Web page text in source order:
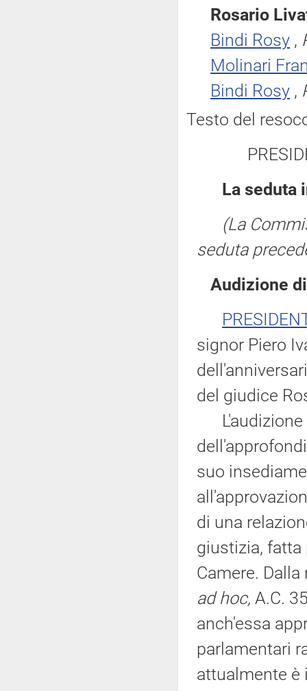
Rosario
Bindi Rosy ,
Molinari
Bindi Rosy ,
Testo del
La seduta
(La
seduta
Audizione
signor Piero
del giudice
L'audizione
suo
di una
giustizia, fatta
Camere.
ad hoc, A.C.
anch'essa
parlamentari
attualmente è